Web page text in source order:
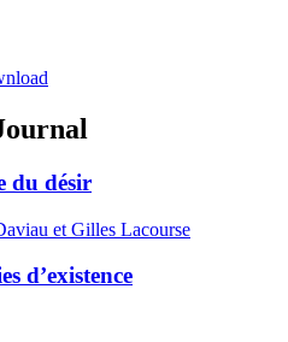
du désir
et Gilles Lacourse
d’existence